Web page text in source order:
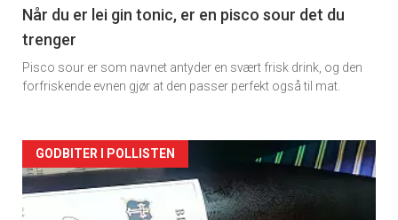
2
Når du er lei gin tonic, er en pisco sour det du
trenger
Pisco sour er som navnet antyder en svært frisk drink, og den
forfriskende evnen gjør at den passer perfekt også til mat.
Forsiden
akkurat
GODBITER I POLLISTEN